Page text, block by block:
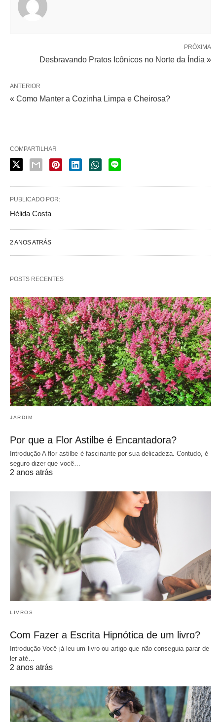
PRÓXIMA
Desbravando Pratos Icônicos no Norte da Índia »
ANTERIOR
« Como Manter a Cozinha Limpa e Cheirosa?
COMPARTILHAR
PUBLICADO POR:
Hélida Costa
2 ANOS ATRÁS
POSTS RECENTES
JARDIM
Por que a Flor Astilbe é Encantadora?
Introdução A flor astilbe é fascinante por sua delicadeza. Contudo, é
seguro dizer que você…
2 anos atrás
LIVROS
Com Fazer a Escrita Hipnótica de um livro?
Introdução Você já leu um livro ou artigo que não conseguia parar de
ler até…
2 anos atrás